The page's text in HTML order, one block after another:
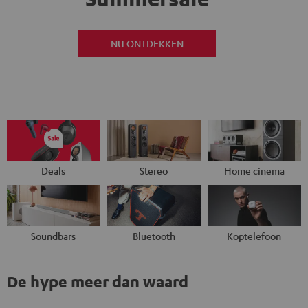
NU ONTDEKKEN
Deals Stereo Home cinema
Soundbars Bluetooth Koptelefoon
De hype meer dan waard